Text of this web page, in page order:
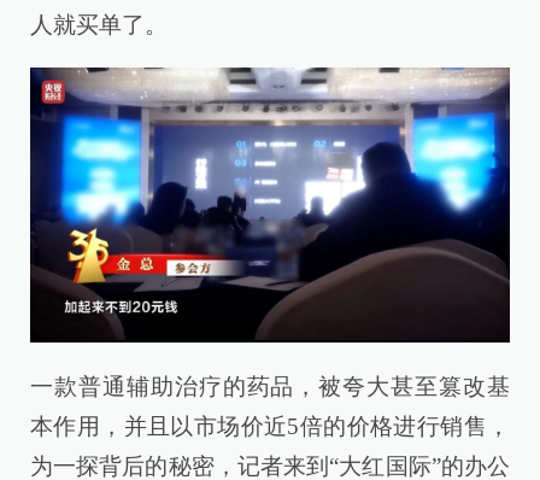
人就买单了。
一款普通辅助治疗的药品，被夸大甚至篡改基
本作用，并且以市场价近5倍的价格进行销售，
为一探背后的秘密，记者来到“大红国际”的办公